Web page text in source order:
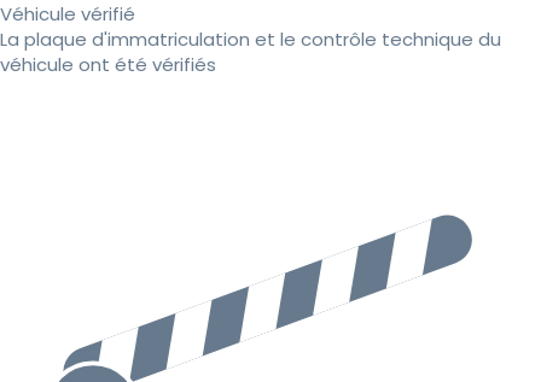
Véhicule vérifié
La plaque d'immatriculation et le contrôle technique du
véhicule ont été vérifiés